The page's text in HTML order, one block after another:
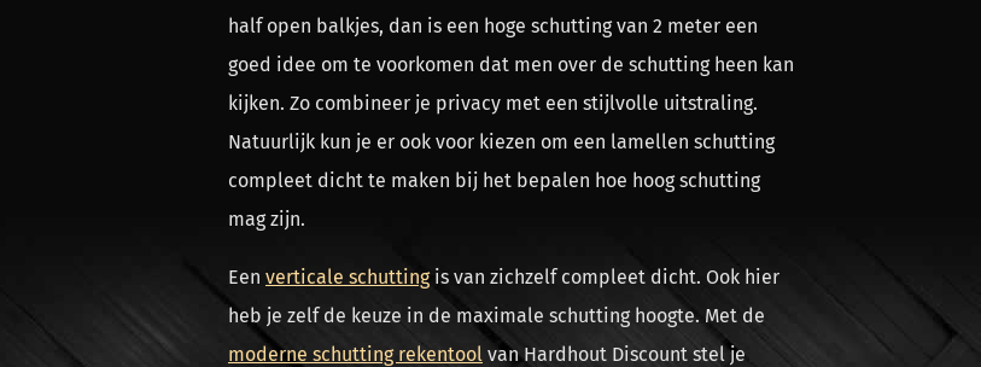
half open balkjes, dan is een hoge schutting van 2 meter een
goed idee om te voorkomen dat men over de schutting heen kan
kijken. Zo combineer je privacy met een stijlvolle uitstraling.
Natuurlijk kun je er ook voor kiezen om een lamellen schutting
compleet dicht te maken bij het bepalen hoe hoog schutting
mag zijn.
Een verticale schuttingis van zichzelf compleet dicht. Ook hier
heb je zelf de keuze in de maximale schutting hoogte. Met de
moderne schutting rekentool van Hardhout Discount stel je